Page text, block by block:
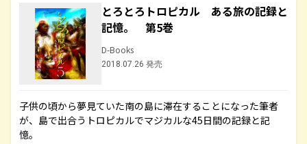
とろとろトロピカル ある旅の記録と
記憶。 第5巻
D-Books
2018.07.26 発売
子供の頃から夢見ていた南の島に滞在することになった筆者
が、島で出合うトロピカルでマジカルな45日間の記録と記
憶。